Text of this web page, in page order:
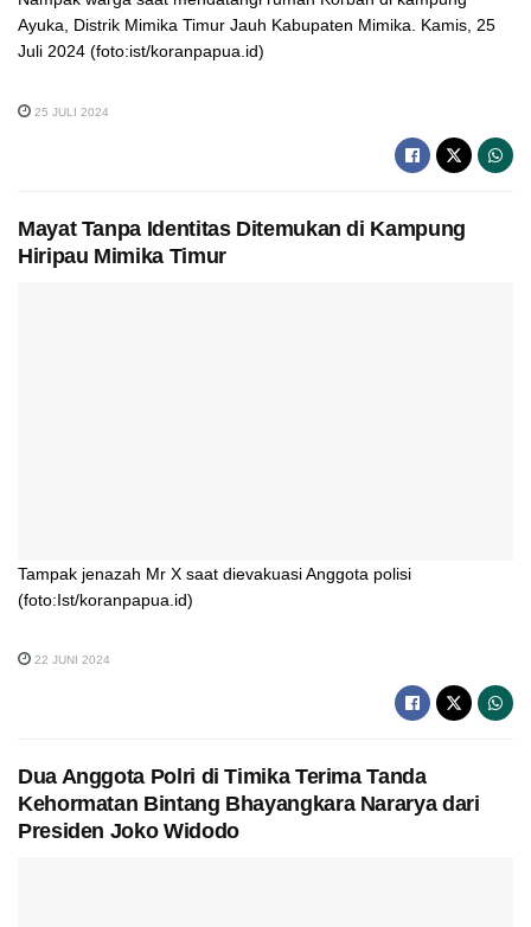
Ayuka, Distrik Mimika Timur Jauh Kabupaten Mimika. Kamis, 25
Juli 2024 (foto:ist/koranpapua.id)
25 JULI 2024
Mayat Tanpa Identitas Ditemukan di Kampung
Hiripau Mimika Timur
Tampak jenazah Mr X saat dievakuasi Anggota polisi
(foto:Ist/koranpapua.id)
22 JUNI 2024
Dua Anggota Polri di Timika Terima Tanda
Kehormatan Bintang Bhayangkara Nararya dari
Presiden Joko Widodo